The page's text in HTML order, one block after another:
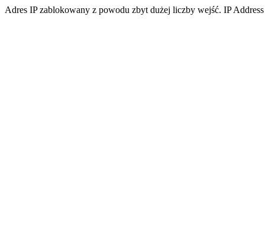
Adres IP zablokowany z powodu zbyt dużej liczby wejść. IP